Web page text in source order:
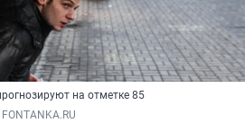
на отметке 85